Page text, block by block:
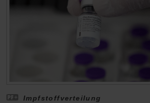
Impfstoffverteilung